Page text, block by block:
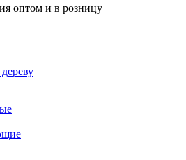
оптом и в розницу